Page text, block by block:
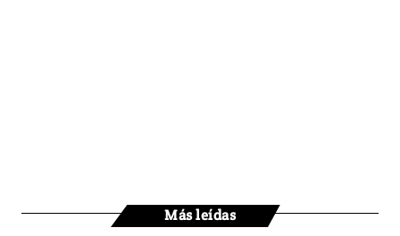
Más leídas